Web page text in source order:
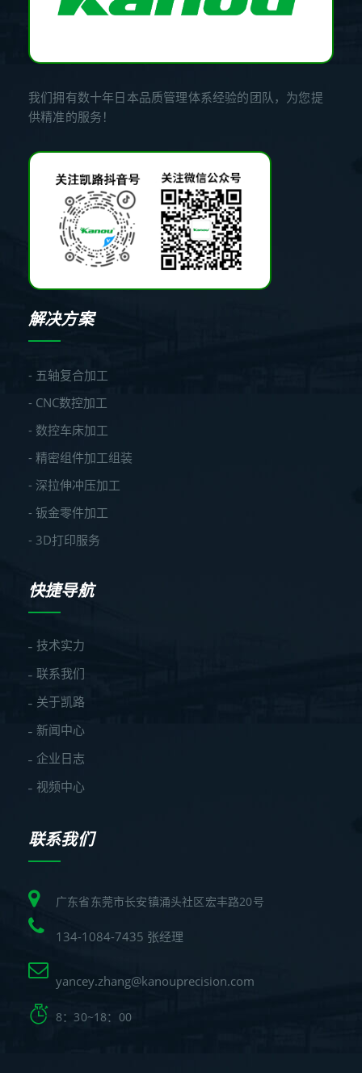
我们拥有数十年日本品质管理体系经验的团队，为您提
供精准的服务！
解决方案
- 五轴复合加工
- CNC数控加工
- 数控车床加工
- 精密组件加工组装
- 深拉伸冲压加工
- 钣金零件加工
- 3D打印服务
快捷导航
技术实力
联系我们
关于凯路
新闻中心
企业日志
视频中心
联系我们
广东省东莞市长安镇涌头社区宏丰路20号
134-1084-7435 张经理
yancey.zhang@kanouprecision.com
8：30~18：00